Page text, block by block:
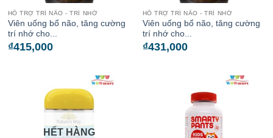
HỖ TRỢ TRÍ NÃO - TRÍ NHỚ
Viên uống bổ não, tăng cường
trí nhớ cho...
₫415,000
HỖ TRỢ TRÍ NÃO - TRÍ NHỚ
Viên uống bổ não, tăng cường
trí nhớ cho...
₫431,000
HẾT HÀNG